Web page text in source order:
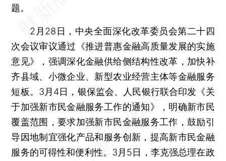
题。
2月28日，中央全面深化改革委员会第二十四
次会议审议通过《推进普惠金融高质量发展的实施
意见》，强调深化金融供给侧结构性改革，加快补
齐县域、小微企业、新型农业经营主体等金融服务
短板。3月4日，银保监会、人民银行联合印发《关
于加强新市民金融服务工作的通知》，明确新市民
覆盖范围，要求加强新市民金融服务工作，鼓励引
导因地制宜强化产品和服务创新，提高新市民金融
服务的可得性和便利性。3月5日，李克强总理在政